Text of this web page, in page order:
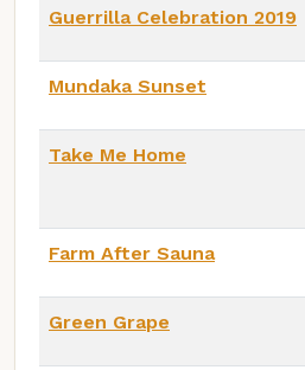
Guerrilla Celebration 2019
Mundaka Sunset
Take Me Home
Farm After Sauna
Green Grape